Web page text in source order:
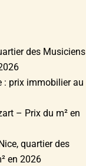
des Musiciens
: prix immobilier au
– Prix du m² en
quartier des
en 2026